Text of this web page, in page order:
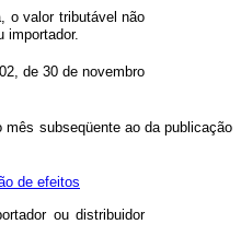
o valor tributável não
importador.
de 30 de novembro
subseqüente ao da publicação
de efeitos
ou distribuidor